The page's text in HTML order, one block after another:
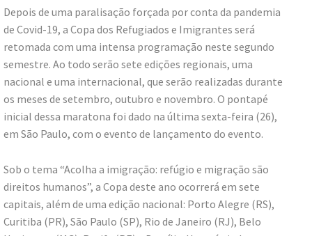
Depois de uma paralisação forçada por conta da pandemia
de Covid-19, a Copa dos Refugiados e Imigrantes será
retomada com uma intensa programação neste segundo
semestre. Ao todo serão sete edições regionais, uma
nacional e uma internacional, que serão realizadas durante
os meses de setembro, outubro e novembro. O pontapé
inicial dessa maratona foi dado na última sexta-feira (26),
em São Paulo, com o evento de lançamento do evento.
Sob o tema “Acolha a imigração: refúgio e migração são
direitos humanos”, a Copa deste ano ocorrerá em sete
capitais, além de uma edição nacional: Porto Alegre (RS),
Curitiba (PR), São Paulo (SP), Rio de Janeiro (RJ), Belo